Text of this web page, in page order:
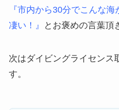
『市内から30分でこんな
凄い！』
とお褒めの言葉頂
次はダイビングライセンス
す。